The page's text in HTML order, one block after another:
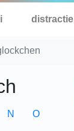
distractie
N O